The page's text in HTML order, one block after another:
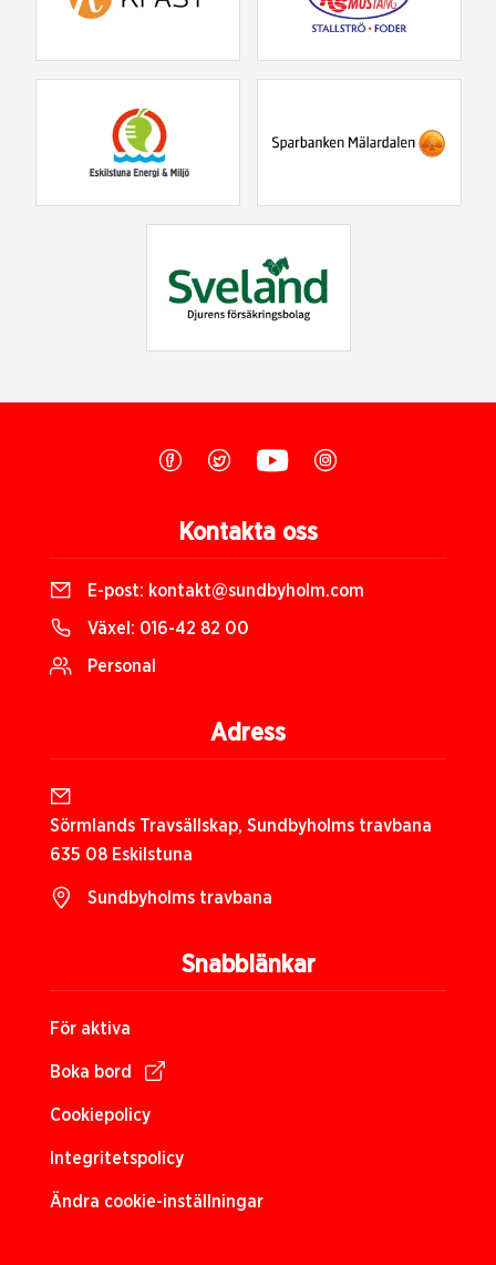
Snabblänkar
För aktiva
Boka bord
Cookiepolicy
Integritetspolicy
Ändra cookie-inställningar
Kontakta oss
E-post: kontakt@sundbyholm.com
Växel: 016-42 82 00
Personal
Adress
Sörmlands Travsällskap, Sundbyholms travbana
635 08 Eskilstuna
Sundbyholms travbana